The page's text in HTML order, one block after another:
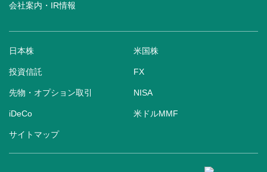
会社案内・IR情報
日本株 米国株
投資信託 FX
先物・オプション取引 NISA
iDeCo 米ドルMMF
サイトマップ